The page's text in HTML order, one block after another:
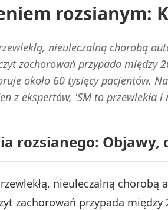
rozsianym:
nieuleczalną chorobą
zachorowań przypada
około 60 tysięcy pacjentów.
z ekspertów, 'SM to
rozsianego: Objawy,
nieuleczalną
zachorowań przypada